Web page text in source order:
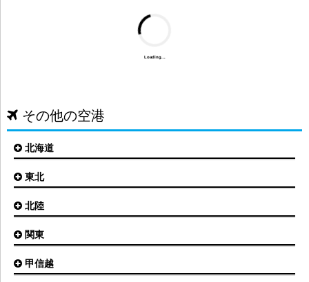
Loading...
その他の空港
北海道
札幌(新千歳)空港
旭川空港
オホーツク紋別空港
釧路空港
東北
仙台空港
青森空港
三沢空港
北陸
小松空港
能登空港
関東
東京(羽田)空港
甲信越